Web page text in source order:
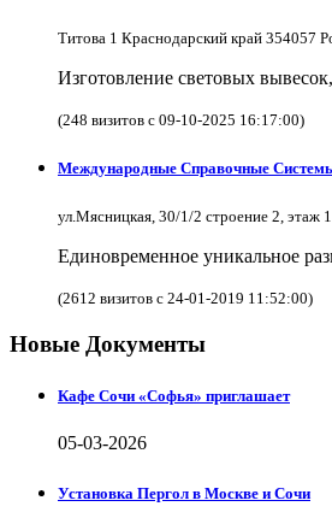
Титова 1 Краснодарский край 354057
Изготовление световых
(248 визитов с 09-10-2025 16:17:00)
Международные Справочные
ул.Мясницкая, 30/1/2 строение 2, этаж
Единовременное уникальное
(2612 визитов с 24-01-2019 11:52:00)
Новые Документы
Кафе Сочи «Софья» приглашает
05-03-2026
Установка Пергол в Москве и Сочи